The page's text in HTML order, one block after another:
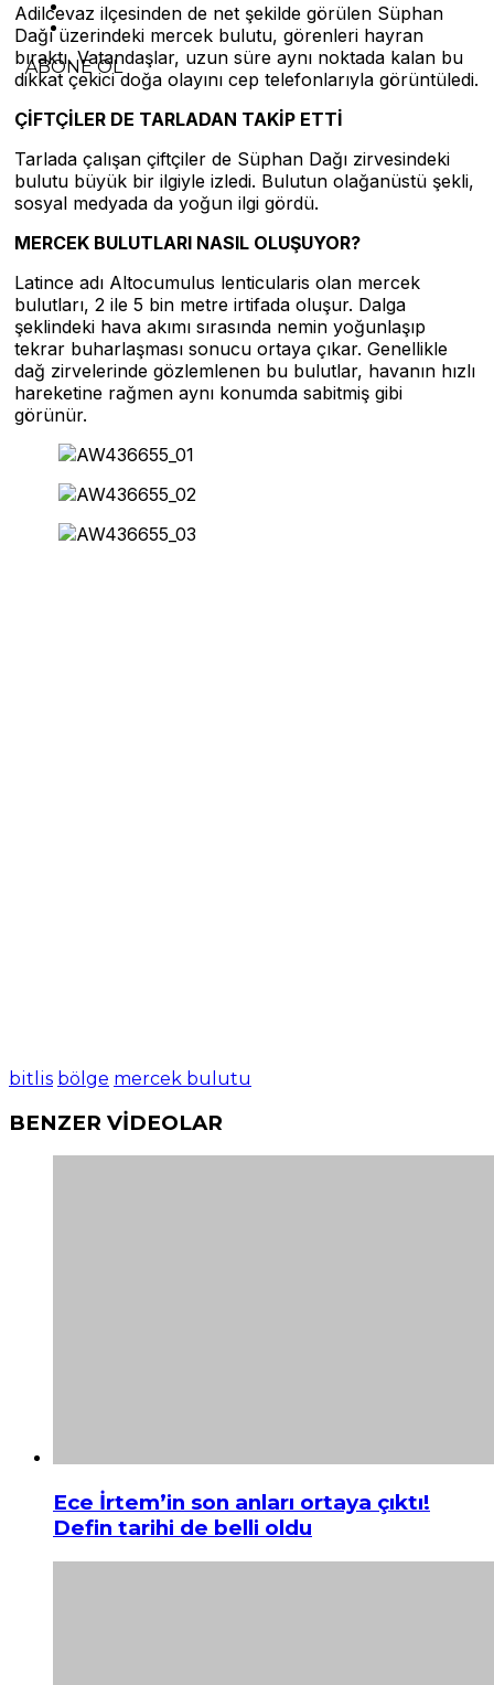
ABONE OL
Adilcevaz ilçesinden de net şekilde görülen Süphan
Dağı üzerindeki mercek bulutu, görenleri hayran
bıraktı. Vatandaşlar, uzun süre aynı noktada kalan bu
dikkat çekici doğa olayını cep telefonlarıyla görüntüledi.
ÇİFTÇİLER DE TARLADAN TAKİP ETTİ
Tarlada çalışan çiftçiler de Süphan Dağı zirvesindeki
bulutu büyük bir ilgiyle izledi. Bulutun olağanüstü şekli,
sosyal medyada da yoğun ilgi gördü.
MERCEK BULUTLARI NASIL OLUŞUYOR?
Latince adı Altocumulus lenticularis olan mercek
bulutları, 2 ile 5 bin metre irtifada oluşur. Dalga
şeklindeki hava akımı sırasında nemin yoğunlaşıp
tekrar buharlaşması sonucu ortaya çıkar. Genellikle
dağ zirvelerinde gözlemlenen bu bulutlar, havanın hızlı
hareketine rağmen aynı konumda sabitmiş gibi
görünür.
bitlis bölge mercek bulutu
BENZER VİDEOLAR
Ece İrtem’in son anları ortaya çıktı!
Defin tarihi de belli oldu